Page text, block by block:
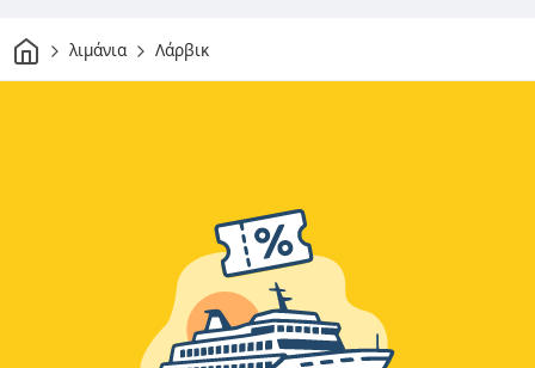
Σπίτιλιμάνια Λάρβικ